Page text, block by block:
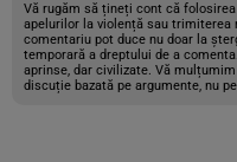
Vă rugăm să țineți cont că
apelurilor la violență sau trimiterea
comentariu pot duce nu doar la
temporară a dreptului de a
aprinse, dar civilizate. Vă
discuție bazată pe argumente, nu